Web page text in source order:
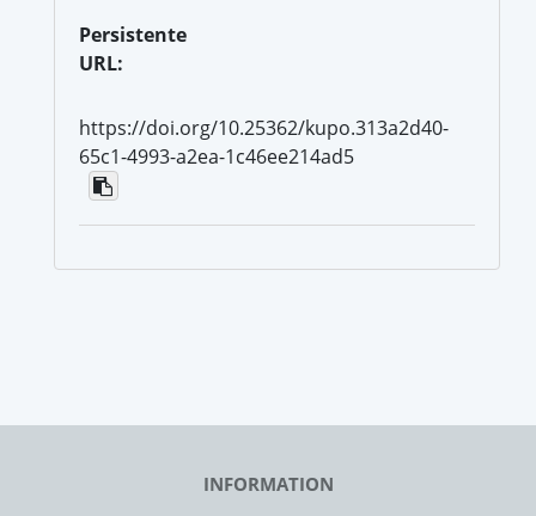
Persistente
URL:
https://doi.org/10.25362/kupo.313a2d40-
65c1-4993-a2ea-1c46ee214ad5
INFORMATION